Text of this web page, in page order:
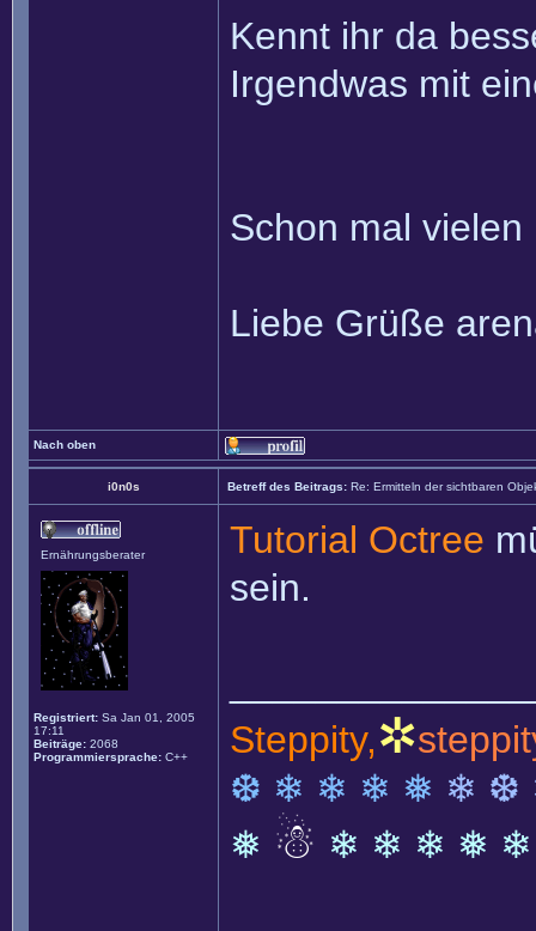
Kennt ihr da
Irgendwas mit
Schon mal
Liebe Grüße
Nach oben
i0n0s Betreff des Beitrags: Re: Ermitteln der sichtbaren
Ernährungsberater
Registriert: Sa Jan 01, 2005
17:11
Beiträge: 2068
Programmiersprache: C++
Tutorial Octree
sein.
Steppity,✲
❆ ❄ ❄ ❄ ❅ ❄ ❆
❅ ☃ ❄ ❄ ❄ ❅